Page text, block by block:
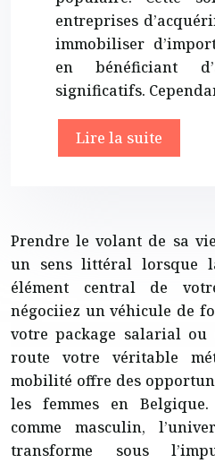
entreprises
immobiliser
en bénéficiant
significatifs.
Lire la suite
Prendre le volant de sa
un sens littéral lorsque
élément central de
négociiez un véhicule de
votre package salarial
route votre véritable
mobilité offre des
les femmes en
comme masculin,
transforme sous